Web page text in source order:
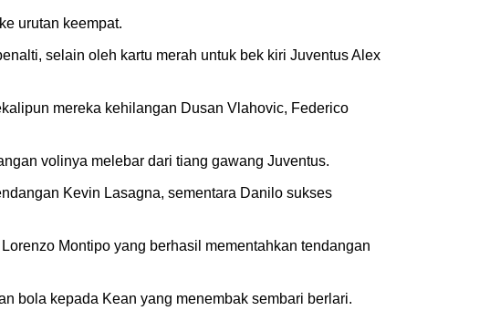
urutan keempat.
selain oleh kartu merah untuk bek kiri Juventus Alex
mereka kehilangan Dusan Vlahovic, Federico
volinya melebar dari tiang gawang Juventus.
Kevin Lasagna, sementara Danilo sukses
Montipo yang berhasil mementahkan tendangan
bola kepada Kean yang menembak sembari berlari.